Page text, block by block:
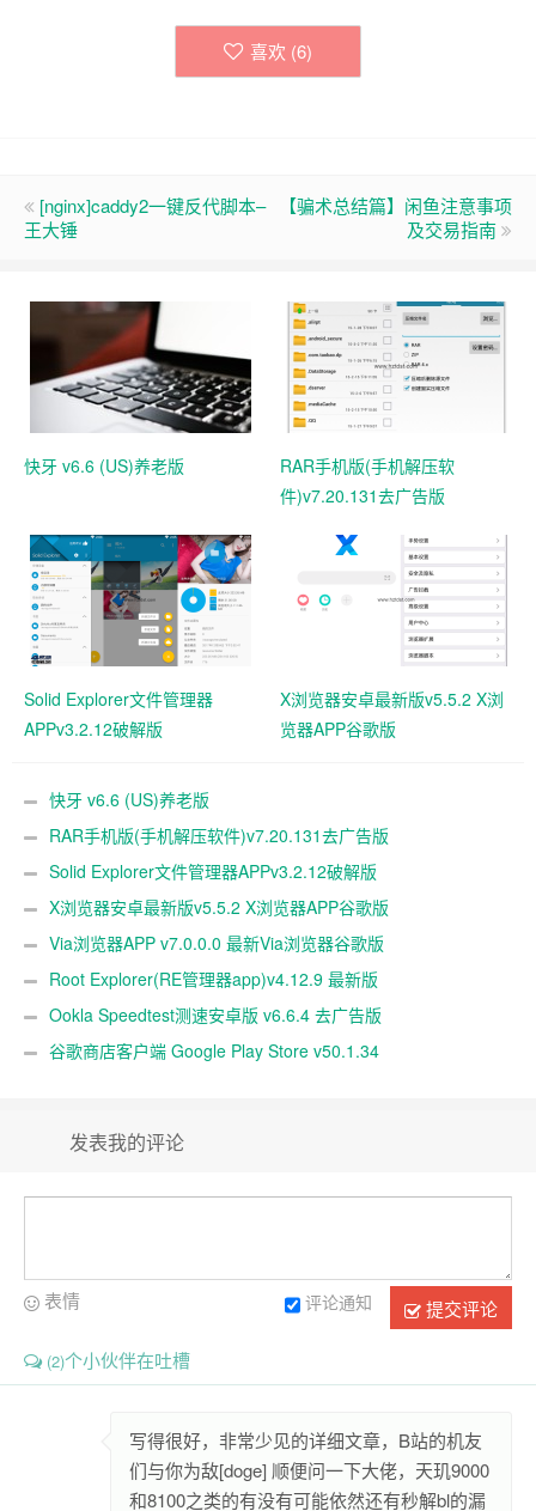
喜欢 (6)
[nginx]caddy2一键反代脚本–
王大锤
【骗术总结篇】闲鱼注意事项
及交易指南
快牙 v6.6 (US)养老版
RAR手机版(手机解压软
件)v7.20.131去广告版
Solid Explorer文件管理器
APPv3.2.12破解版
X浏览器安卓最新版v5.5.2 X浏
览器APP谷歌版
快牙 v6.6 (US)养老版
RAR手机版(手机解压软件)v7.20.131去广告版
Solid Explorer文件管理器APPv3.2.12破解版
X浏览器安卓最新版v5.5.2 X浏览器APP谷歌版
Via浏览器APP v7.0.0.0 最新Via浏览器谷歌版
Root Explorer(RE管理器app)v4.12.9 最新版
Ookla Speedtest测速安卓版 v6.6.4 去广告版
谷歌商店客户端 Google Play Store v50.1.34
发表我的评论
提交评论
评论通知
表情
(2)个小伙伴在吐槽
写得很好，非常少见的详细文章，B站的机友
们与你为敌[doge] 顺便问一下大佬，天玑9000
和8100之类的有没有可能依然还有秒解bl的漏